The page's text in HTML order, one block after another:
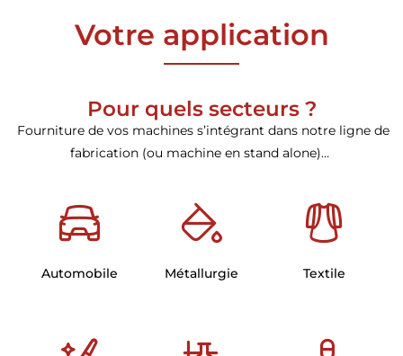
Votre application
Pour quels secteurs ?
Fourniture de vos machines s’intégrant dans notre ligne de
fabrication (ou machine en stand alone)…
Automobile Métallurgie Textile